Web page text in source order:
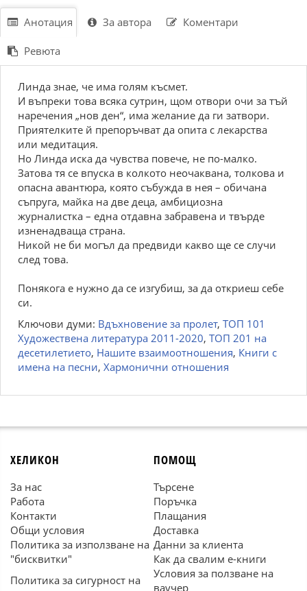
Анотация За автора Коментари
Ревюта
Линда знае, че има голям късмет.
И въпреки това всяка сутрин, щом отвори очи за тъй
наречения „нов ден“, има желание да ги затвори.
Приятелките й препоръчват да опита с лекарства
или медитация.
Но Линда иска да чувства повече, не по-малко.
Затова тя се впуска в колкото неочаквана, толкова и
опасна авантюра, която събужда в нея – обичана
съпруга, майка на две деца, амбициозна
журналистка – една отдавна забравена и твърде
изненадваща страна.
Никой не би могъл да предвиди какво ще се случи
след това.
Понякога е нужно да се изгубиш, за да откриеш себе
си.
Ключови думи: Вдъхновение за пролет, ТОП 101
Художествена литература 2011-2020, ТОП 201 на
десетилетието, Нашите взаимоотношения, Книги с
имена на песни, Хармонични отношения
ХЕЛИКОН
За нас
Работа
Контакти
Общи условия
Политика за използване на
"бисквитки"
Политика за сигурност на
ПОМОЩ
Търсене
Поръчка
Плащания
Доставка
Данни за клиента
Как да свалим е-книги
Условия за ползване на
ваучер